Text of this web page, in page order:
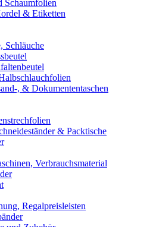
Schaumfolien
& Etiketten
Schläuche
, & Dokumententaschen
& Packtische
Verbrauchsmaterial
Regalpreisleisten